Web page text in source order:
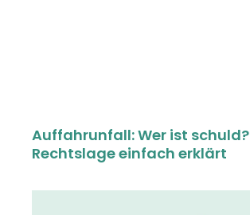
Auffahrunfall: Wer ist schuld?
Rechtslage einfach erklärt